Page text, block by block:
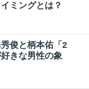
ミングとは？
俊と柄本佑「2
きな男性の象